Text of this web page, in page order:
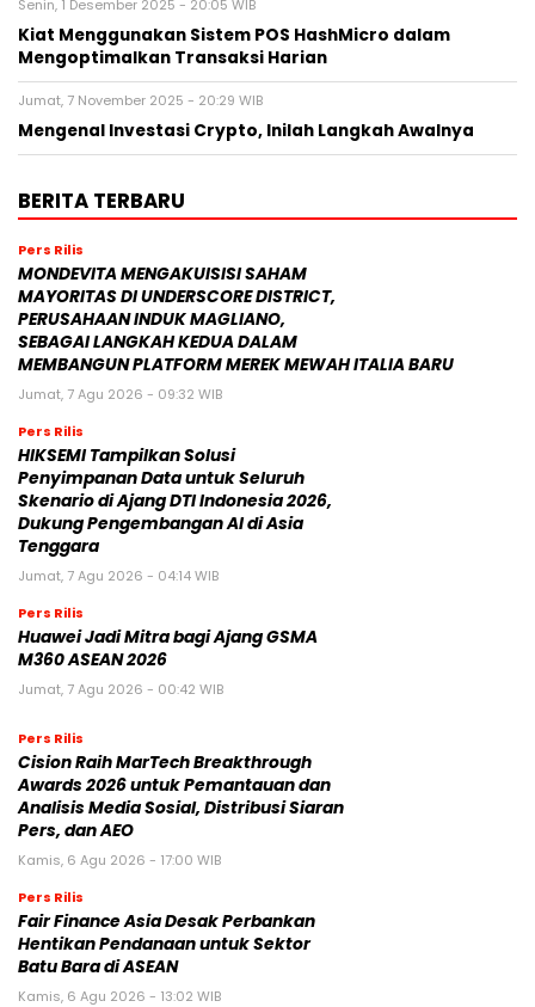
Senin, 1 Desember 2025 - 20:05 WIB
Kiat Menggunakan Sistem POS HashMicro dalam
Mengoptimalkan Transaksi Harian
Jumat, 7 November 2025 - 20:29 WIB
Mengenal Investasi Crypto, Inilah Langkah Awalnya
BERITA TERBARU
Pers Rilis
MONDEVITA MENGAKUISISI SAHAM
MAYORITAS DI UNDERSCORE DISTRICT,
PERUSAHAAN INDUK MAGLIANO,
SEBAGAI LANGKAH KEDUA DALAM
MEMBANGUN PLATFORM MEREK MEWAH ITALIA BARU
Jumat, 7 Agu 2026 - 09:32 WIB
Pers Rilis
HIKSEMI Tampilkan Solusi
Penyimpanan Data untuk Seluruh
Skenario di Ajang DTI Indonesia 2026,
Dukung Pengembangan AI di Asia
Tenggara
Jumat, 7 Agu 2026 - 04:14 WIB
Pers Rilis
Huawei Jadi Mitra bagi Ajang GSMA
M360 ASEAN 2026
Jumat, 7 Agu 2026 - 00:42 WIB
Pers Rilis
Cision Raih MarTech Breakthrough
Awards 2026 untuk Pemantauan dan
Analisis Media Sosial, Distribusi Siaran
Pers, dan AEO
Kamis, 6 Agu 2026 - 17:00 WIB
Pers Rilis
Fair Finance Asia Desak Perbankan
Hentikan Pendanaan untuk Sektor
Batu Bara di ASEAN
Kamis, 6 Agu 2026 - 13:02 WIB